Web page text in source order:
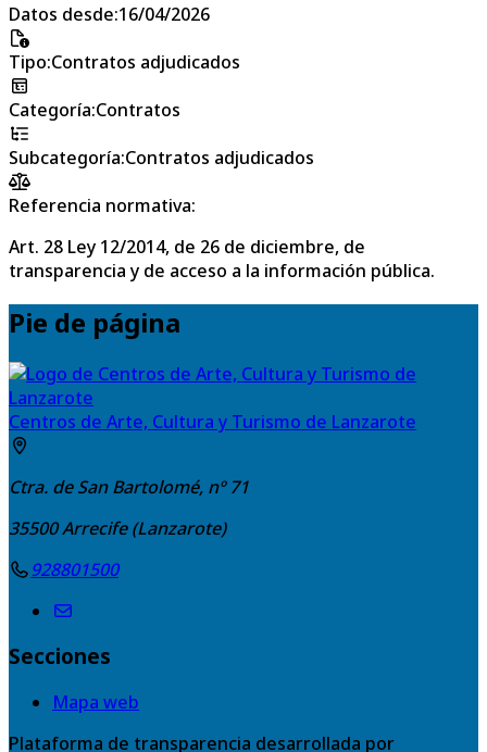
Datos desde:16/04/2026
Tipo:Contratos adjudicados
Categoría:Contratos
Subcategoría:Contratos adjudicados
Referencia normativa:
Art. 28 Ley 12/2014, de 26 de diciembre, de
transparencia y de acceso a la información pública.
Pie de página
Centros de Arte, Cultura y Turismo de Lanzarote
Ctra. de San Bartolomé, nº 71
35500Arrecife (Lanzarote)
928801500
Secciones
Mapa web
Plataforma de transparencia desarrollada por